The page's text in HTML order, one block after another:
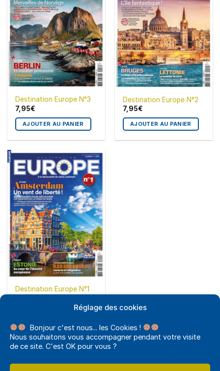
Réglage des cookies
Bonjour c'est nous... les Cookies !
Nous souhaitons vous accompagner pendant votre visite
de ce site. C'est OK pour vous ?
Destination Europe N°3
7,95€
AJOUTER AU PANIER
Destination Europe N°2
7,95€
AJOUTER AU PANIER
Destination Europe N°1
AJOUTER AU PANIER